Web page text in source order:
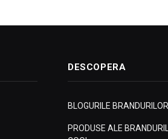
DESCOPERA
BLOGURILE
PRODUSE ALE